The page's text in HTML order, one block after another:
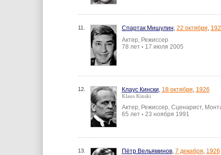
11. Спартак Мишулин, 22 октября,
Актер, Режиссер
78 лет • 17 июля 2005
12. Клаус Кински, 18 октября, 1926
Klaus Kinski
Актер, Режиссер, Сценарист,
65 лет • 23 ноября 1991
13. Пётр Вельяминов, 7 декабря, 1926